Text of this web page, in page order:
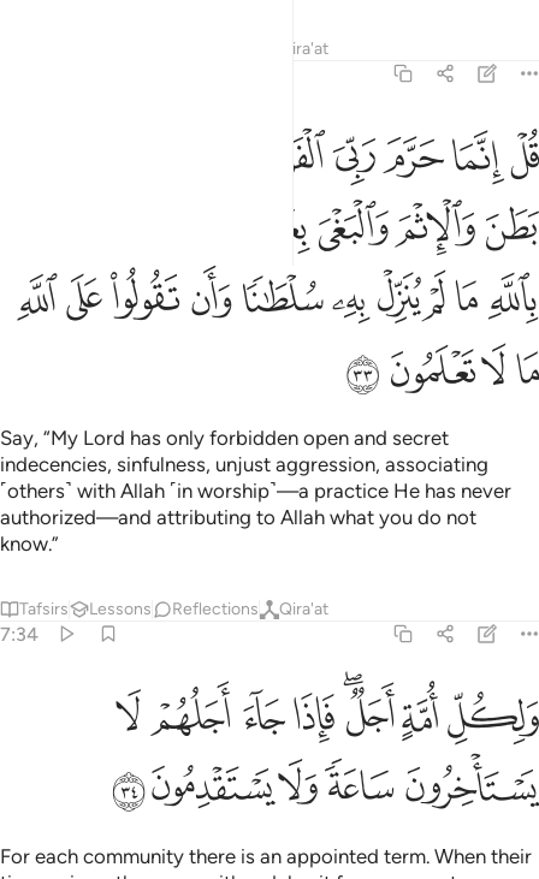
Qira'at
قل انما حرم ربي الفواحش ما ظهر منها وما بطن والاثم والبغي بغير
قُلْ إِنَّمَا حَرَّمَ رَبِّىَ ٱلْفَوَٰحِشَ مَا ظَهَرَ مِنْهَا وَمَا بَطَنَ وَٱلْإِثْمَ وَٱلْبَغْىَ
ﱰﱱﱲﱳﱴ
ﱹﱺﱻﱼ
ﲀﲁﲂﲃﲄﲅﲆﲇﲈﲉ
ﲊﲋﲌﲍ
Say, “My Lord has only forbidden open and secret
indecencies, sinfulness, unjust aggression, associating
˹others˺ with Allah ˹in worship˺—a practice He has never
authorized—and attributing to Allah what you do not
know.”
Tafsirs Lessons Reflections Qira'at
7:34
ولكل امة اجل فاذا جاء اجلهم لا يستاخرون ساعة ولا يستقدمون ٣٤
وَلِكُلِّ أُمَّةٍ أَجَلٌۭ ۖ فَإِذَا جَآءَ أَجَلُهُمْ لَا يَسْتَأْخِرُونَ سَاعَةًۭ ۖ وَلَا
ﲎﲏﲐﲑﲒﲓﲔﲕ
ﲖﲗﲘﲙﲚ
For each community there is an appointed term. When their